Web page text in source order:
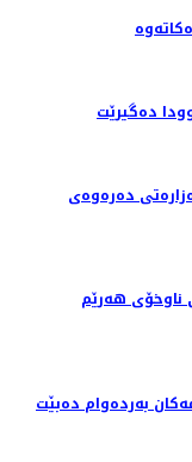
دەرەوەی
ناوخۆی هەرێم
به‌رده‌وام ده‌بێت